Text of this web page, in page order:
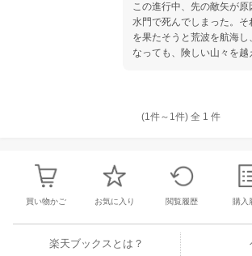
この進行中、先の敵矢が
水門で死んでしまった。そ
を果たそうと荒波を航海
なっても、険しい山々を
(1件～ 1件) 全 1 件
買い物かご お気に入り 閲覧履歴 購入
楽天ブックスとは？